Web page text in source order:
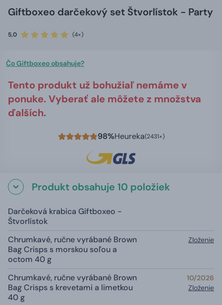
Giftboxeo darčekový set Štvorlístok - Party
5,0 (4×)
Čo Giftboxeo obsahuje?
Tento produkt už bohužiaľ nemáme v
ponuke. Vyberať ale môžete z množstva
ďalších.
98%Heureka(2431×)
Produkt obsahuje 10 položiek
Darčeková krabica Giftboxeo -
Štvorlístok
Chrumkavé, ručne vyrábané Brown
Bag Crisps s morskou soľou a
octom 40 g
Zloženie
Chrumkavé, ručne vyrábané Brown
Bag Crisps s krevetami a limetkou
40 g
10/2026
Zloženie